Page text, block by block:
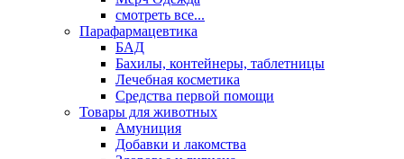
смотреть все...
Парафармацевтика
БАД
Бахилы, контейнеры, таблетницы
Лечебная косметика
Средства первой помощи
Товары для животных
Амуниция
Добавки и лакомства